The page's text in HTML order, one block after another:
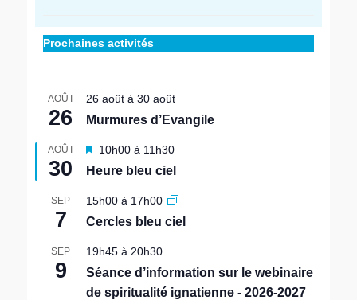
Prochaines activités
AOÛT
26
26 août à 30 août
Murmures d’Evangile
AOÛT
30
M
s
e
a
a
n
10h00 à 11h30
Heure bleu ciel
SEP
7
15h00 à 17h00
Cercles bleu ciel
SEP
9
19h45 à 20h30
Séance d’information sur le webinaire
de spiritualité ignatienne - 2026-2027